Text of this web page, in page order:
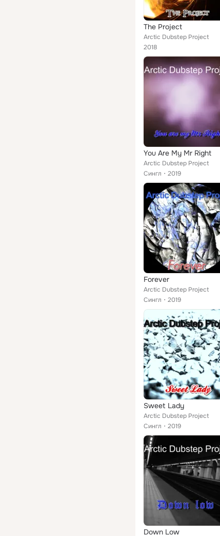
The Project
Arctic Dubstep Project
2018
You Are My Mr Right
Arctic Dubstep Project
Сингл
2019
Forever
Arctic Dubstep Project
Сингл
2019
Sweet Lady
Arctic Dubstep Project
Сингл
2019
Down Low